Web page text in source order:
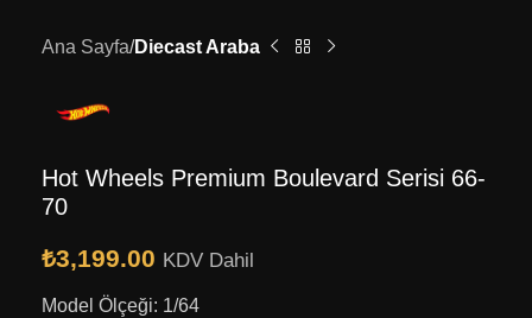
Ana Sayfa Diecast Araba
Hot Wheels Premium Boulevard Serisi 66-
70
₺3,199.00 KDV Dahil
Model Ölçeği: 1/64